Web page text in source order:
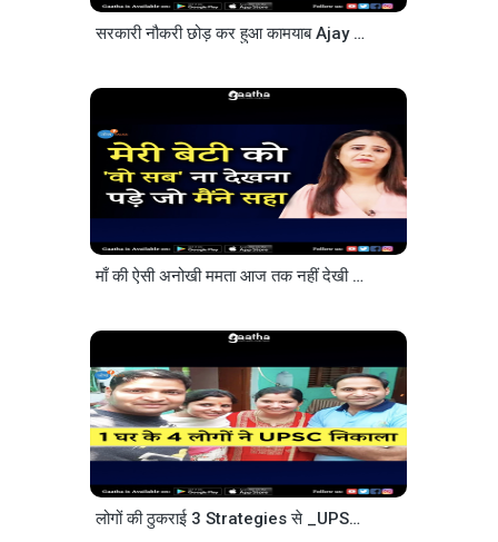
सरकारी नौकरी छोड़ कर हुआ कामयाब Ajay Singh @Persona Institute For English Josh Talks Hindi
माँ की ऐसी अनोखी ममता आज तक नहीं देखी होगी @Learn English With Cherry Josh Talks Hindi
लोगों की ठुकराई 3 Strategies से _UPSC Crack_ किया